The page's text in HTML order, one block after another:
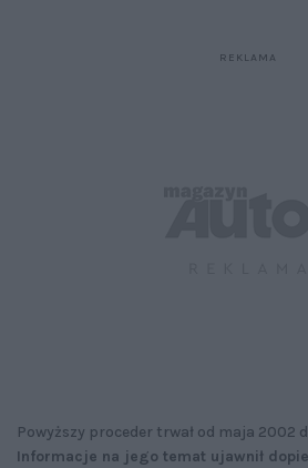
Powyższy proceder trwał od maja 2002
Informacje na jego temat ujawnił